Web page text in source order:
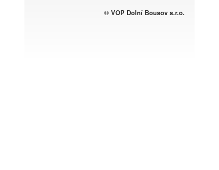
© VOP Dolní Bousov s.r.o.